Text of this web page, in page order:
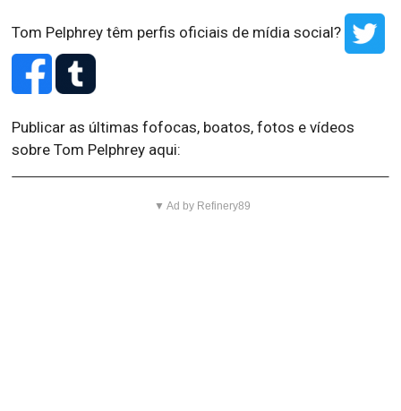
Tom Pelphrey têm perfis oficiais de mídia social?
Publicar as últimas fofocas, boatos, fotos e vídeos
sobre Tom Pelphrey aqui:
▼ Ad by Refinery89